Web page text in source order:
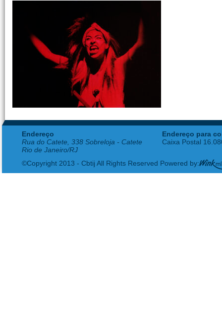
Endereço
Rua do Catete, 338 Sobreloja - Catete
Rio de Janeiro/RJ
Endereço para
Caixa Postal
©Copyright 2013 - Cbtij All Rights Reserved Powered by: